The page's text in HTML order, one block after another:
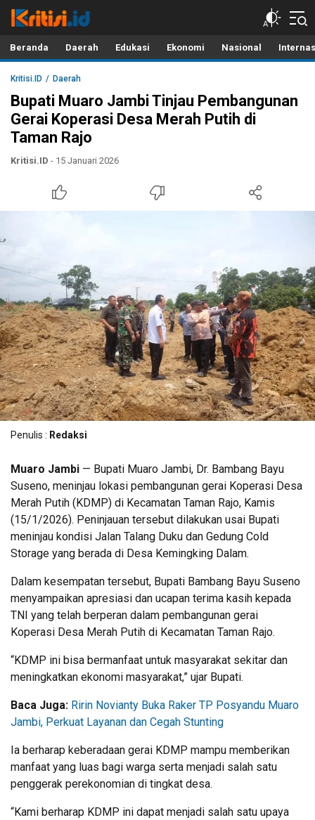
Kritisi.ID
Kritik untuk Negeri!
Beranda Daerah Edukasi Ekonomi Nasional
Kritisi.ID Daerah
Bupati Muaro Jambi Tinjau Pembangunan
Gerai Koperasi Desa Merah Putih di
Taman Rajo
Kritisi.ID - 15 Januari 2026
Penulis : Redaksi
Muaro Jambi — Bupati Muaro Jambi, Dr. Bambang Bayu
Suseno, meninjau lokasi pembangunan gerai Koperasi Desa
Merah Putih (KDMP) di Kecamatan Taman Rajo, Kamis
(15/1/2026). Peninjauan tersebut dilakukan usai Bupati
meninjau kondisi Jalan Talang Duku dan Gedung Cold
Storage yang berada di Desa Kemingking Dalam.
Dalam kesempatan tersebut, Bupati Bambang Bayu Suseno
menyampaikan apresiasi dan ucapan terima kasih kepada
TNI yang telah berperan dalam pembangunan gerai
Koperasi Desa Merah Putih di Kecamatan Taman Rajo.
“KDMP ini bisa bermanfaat untuk masyarakat sekitar dan
meningkatkan ekonomi masyarakat,” ujar Bupati.
Baca Juga: Ririn Novianty Buka Raker TP Posyandu Muaro
Jambi, Perkuat Layanan dan Cegah Stunting
Ia berharap keberadaan gerai KDMP mampu memberikan
manfaat yang luas bagi warga serta menjadi salah satu
penggerak perekonomian di tingkat desa.
“Kami berharap KDMP ini dapat menjadi salah satu upaya